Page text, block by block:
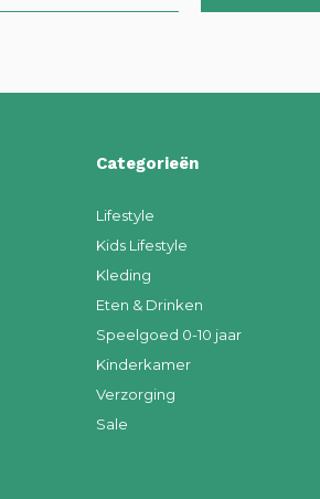
Categorieën
Lifestyle
Kids Lifestyle
Kleding
Eten & Drinken
Speelgoed 0-10 jaar
Kinderkamer
Verzorging
Sale